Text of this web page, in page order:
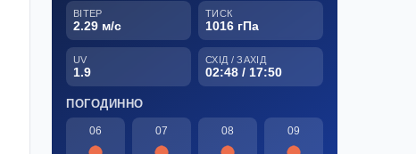
ВІТЕР
2.29 м/с
ТИСК
1016 гПа
UV
1.9
СХІД / ЗАХІД
02:48 / 17:50
ПОГОДИННО
06 07 08 09